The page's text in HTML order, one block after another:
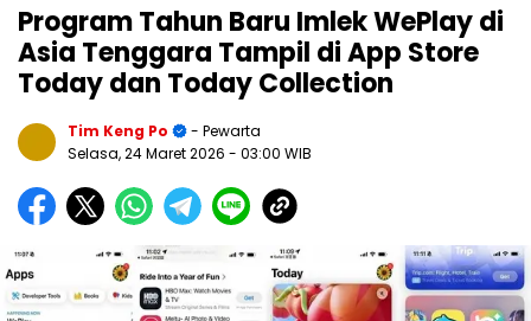
Program Tahun Baru Imlek WePlay di
Asia Tenggara Tampil di App Store
Today dan Today Collection
Tim Keng Po
- Pewarta
Selasa, 24 Maret 2026 - 03:00 WIB